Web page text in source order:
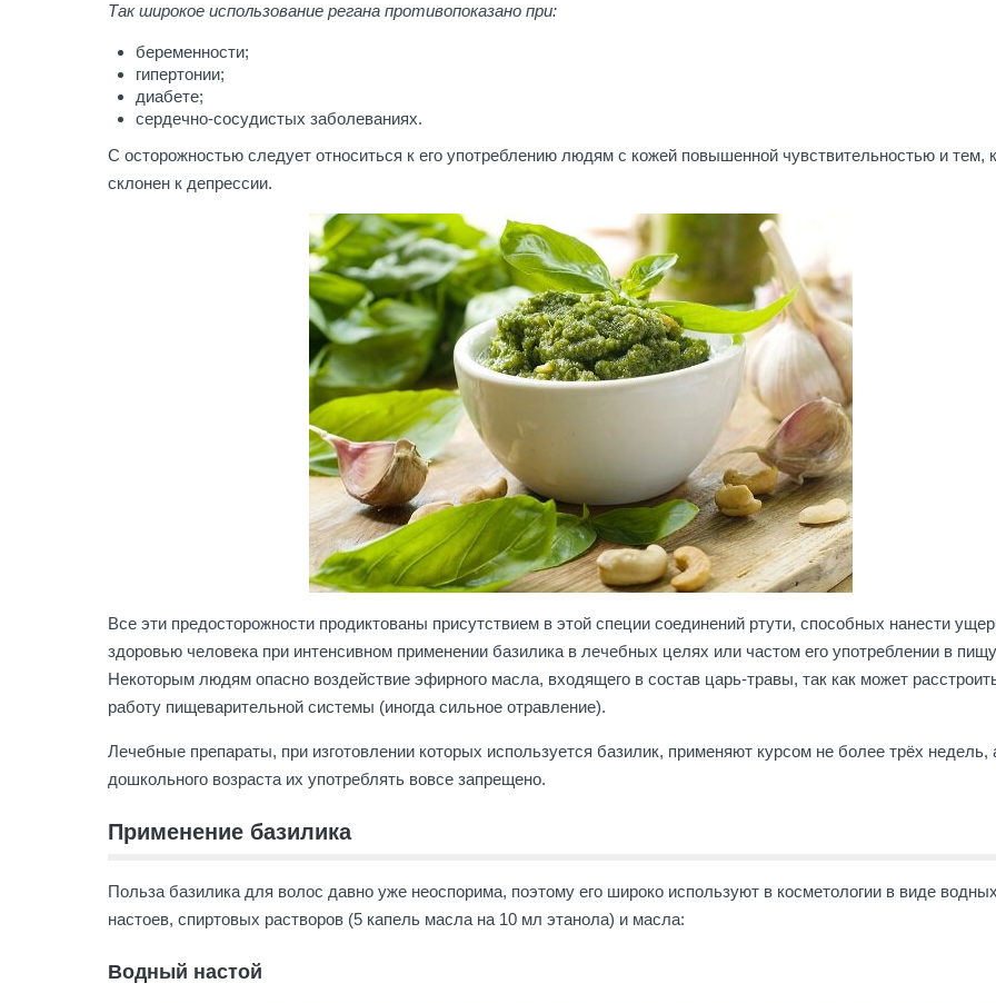
Так широкое использование регана противопоказано при:
беременности;
гипертонии;
диабете;
сердечно-сосудистых заболеваниях.
С осторожностью следует относиться к его употреблению людям с кожей повышенной чувствительностью и тем,
склонен к депрессии.
Все эти предосторожности продиктованы присутствием в этой специи соединений ртути, способных нанести
здоровью человека при интенсивном применении базилика в лечебных целях или частом его употреблении в
Некоторым людям опасно воздействие эфирного масла, входящего в состав царь-травы, так как может
работу пищеварительной системы (иногда сильное отравление).
Лечебные препараты, при изготовлении которых используется базилик, применяют курсом не более трёх недель,
дошкольного возраста их употреблять вовсе запрещено.
Применение базилика
Польза базилика для волос давно уже неоспорима, поэтому его широко используют в косметологии в виде водных
настоев, спиртовых растворов (5 капель масла на 10 мл этанола) и масла:
Водный настой